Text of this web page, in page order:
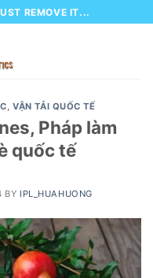
REMOVE IT...
,VẬN TẢI QUỐC TẾ
Pháp làm
quốc tế
BY IPL_HUAHUONG